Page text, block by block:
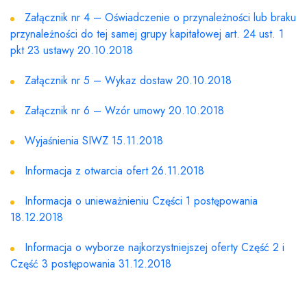
Załącznik nr 4 – Oświadczenie o przynależności lub braku
przynależności do tej samej grupy kapitałowej art. 24 ust. 1
pkt 23 ustawy 20.10.2018
Załącznik nr 5 – Wykaz dostaw 20.10.2018
Załącznik nr 6 – Wzór umowy 20.10.2018
Wyjaśnienia SIWZ 15.11.2018
Informacja z otwarcia ofert 26.11.2018
Informacja o unieważnieniu Części 1 postępowania
18.12.2018
Informacja o wyborze najkorzystniejszej oferty Część 2 i
Część 3 postępowania 31.12.2018